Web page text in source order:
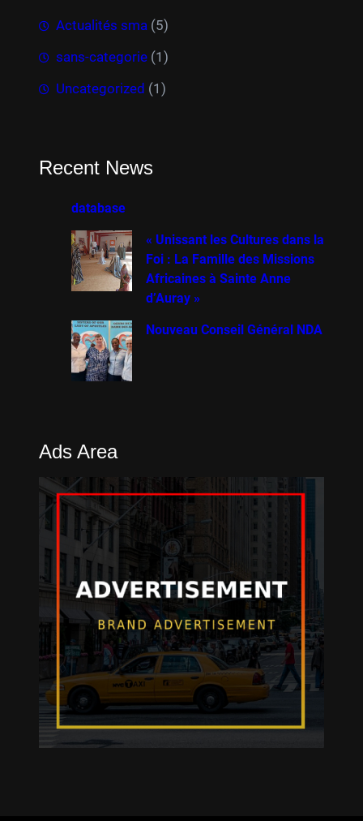
Actualités sma (5)
sans-categorie (1)
Uncategorized (1)
Recent News
database
« Unissant les Cultures dans la
Foi : La Famille des Missions
Africaines à Sainte Anne
d’Auray »
Nouveau Conseil Général NDA
Ads Area